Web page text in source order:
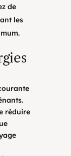
de
les
réduire